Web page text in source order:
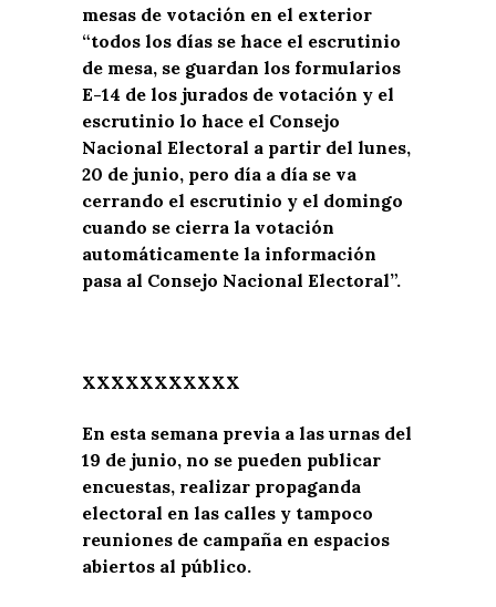
mesas de votación en el exterior
“todos los días se hace el escrutinio
de mesa, se guardan los formularios
E-14 de los jurados de votación y el
escrutinio lo hace el Consejo
Nacional Electoral a partir del lunes,
20 de junio, pero día a día se va
cerrando el escrutinio y el domingo
cuando se cierra la votación
automáticamente la información
pasa al Consejo Nacional Electoral”.
XXXXXXXXXXX
En esta semana previa a las urnas del
19 de junio, no se pueden publicar
encuestas, realizar propaganda
electoral en las calles y tampoco
reuniones de campaña en espacios
abiertos al público.